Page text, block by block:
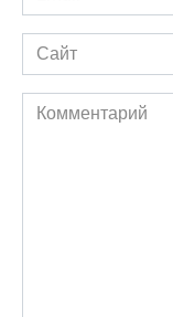
*
Сайт
Комментарий